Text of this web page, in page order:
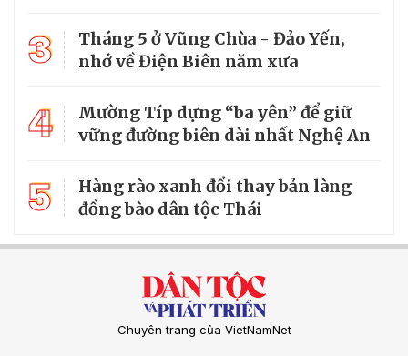
3
Tháng 5 ở Vũng Chùa - Đảo Yến,
nhớ về Điện Biên năm xưa
4
Mường Típ dựng “ba yên” để giữ
vững đường biên dài nhất Nghệ An
5
Hàng rào xanh đổi thay bản làng
đồng bào dân tộc Thái
Chuyên trang của VietNamNet